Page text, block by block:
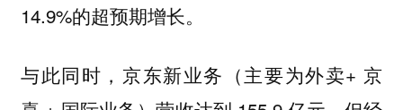
14.9%的超预期增长。
与此同时，京东新业务（主要为外卖+ 京